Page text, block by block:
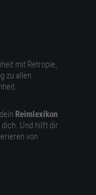
mit Retropie,
zu allen
Reimlexikon
dich. Und hilft dir
von